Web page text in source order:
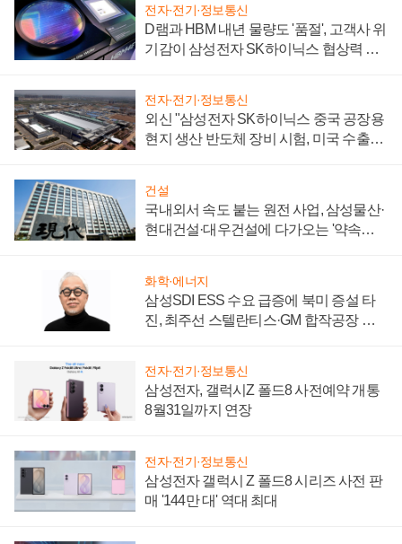
전자·전기·정보통신
D램과 HBM 내년 물량도 '품절', 고객사 위
기감이 삼성전자 SK하이닉스 협상력 더
전자·전기·정보통신
외신 "삼성전자 SK하이닉스 중국 공장용
현지 생산 반도체 장비 시험, 미국 수출통
건설
국내외서 속도 붙는 원전 사업, 삼성물산·
현대건설·대우건설에 다가오는 '약속의
화학·에너지
삼성SDI ESS 수요 급증에 북미 증설 타
진, 최주선 스텔란티스·GM 합작공장 건
전자·전기·정보통신
삼성전자, 갤럭시Z 폴드8 사전예약 개통
8월31일까지 연장
전자·전기·정보통신
삼성전자 갤럭시 Z 폴드8 시리즈 사전 판
매 '144만 대' 역대 최대